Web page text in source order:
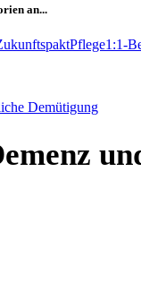
an...
1:1-
Demütigung